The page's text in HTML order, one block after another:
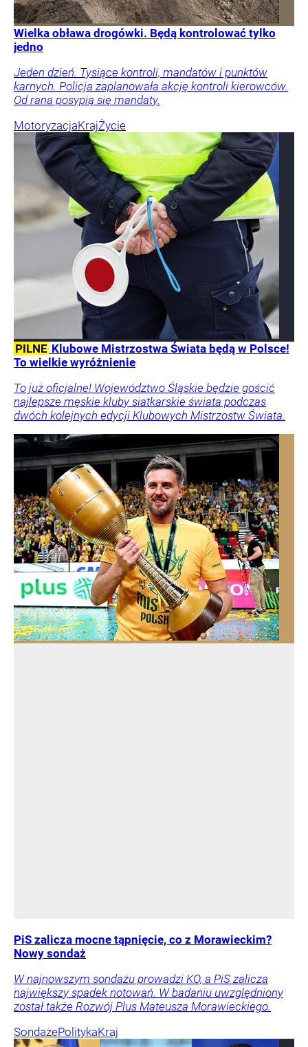
Wielka obława drogówki. Będą kontrolować tylko
jedno
Jeden dzień. Tysiące kontroli, mandatów i punktów
karnych. Policja zaplanowała akcję kontroli kierowców.
Od rana posypią się mandaty.
MotoryzacjaKrajŻycie
PILNE Klubowe Mistrzostwa Świata będą w Polsce!
To wielkie wyróżnienie
To już oficjalne! Województwo Śląskie będzie gościć
najlepsze męskie kluby siatkarskie świata podczas
dwóch kolejnych edycji Klubowych Mistrzostw Świata.
PiS zalicza mocne tąpnięcie, co z Morawieckim?
Nowy sondaż
W najnowszym sondażu prowadzi KO, a PiS zalicza
największy spadek notowań. W badaniu uwzględniony
został także Rozwój Plus Mateusza Morawieckiego.
SondażePolitykaKraj